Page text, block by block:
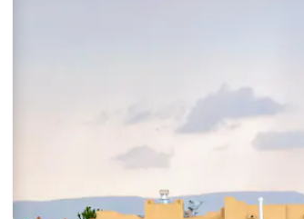
със стрелки нагоре и надолу или